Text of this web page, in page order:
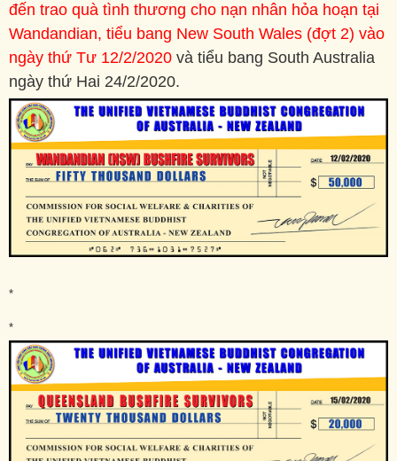
đến trao quà tình thương cho nạn nhân hỏa hoạn tại
Wandandian, tiểu bang New South Wales (đợt 2) vào
ngày thứ Tư 12/2/2020 và tiểu bang South Australia
ngày thứ Hai 24/2/2020.
*
*